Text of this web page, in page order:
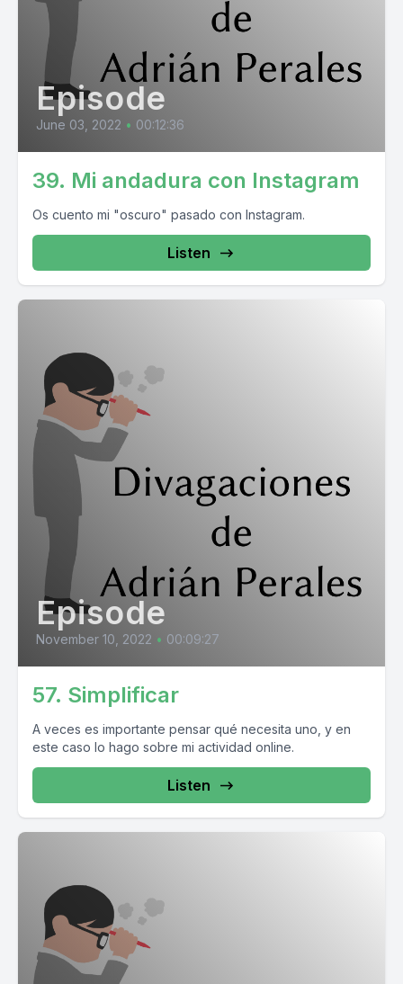
Episode
June 03, 2022 • 00:12:36
39. Mi andadura con Instagram
Os cuento mi "oscuro" pasado con Instagram.
Listen
Episode
November 10, 2022 • 00:09:27
57. Simplificar
A veces es importante pensar qué necesita uno, y en
este caso lo hago sobre mi actividad online.
Listen